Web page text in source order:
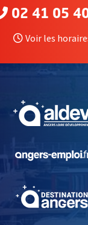
02 41 05
Voir les